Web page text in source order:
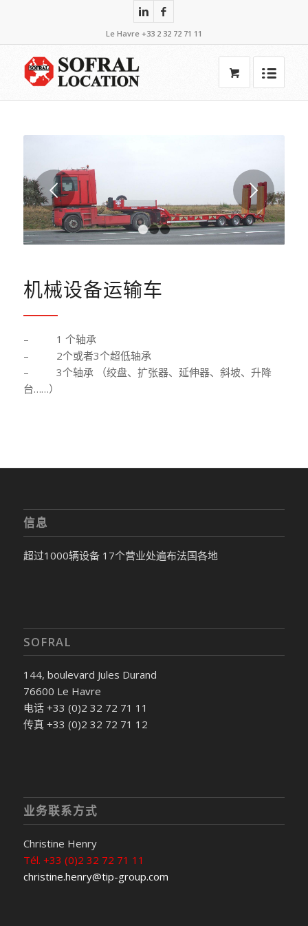
Le Havre +33 2 32 72 71 11
下一页
1 2 3
机械设备运输车
– 1 个轴承
– 2个或者3个超低轴承
– 3个轴承 （绞盘、扩张器、延伸器、斜坡、升降
台……）
信息
超过1000辆设备 17个营业处遍布法国各地
SOFRAL
144, boulevard Jules Durand
76600 Le Havre
电话 +33 (0)2 32 72 71 11
传真 +33 (0)2 32 72 71 12
业务联系方式
Christine Henry
Tél. +33 (0)2 32 72 71 11
christine.henry@tip-group.com